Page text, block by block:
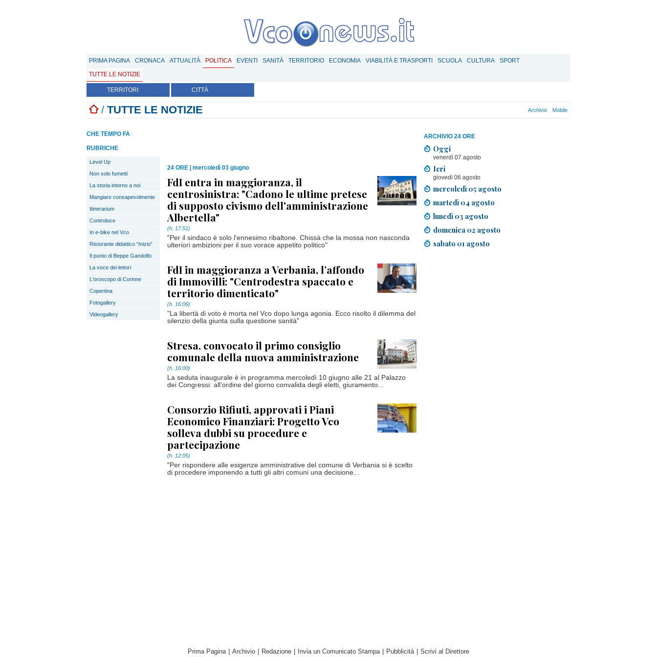
PRIMA PAGINA CRONACA ATTUALITÀ POLITICA EVENTI SANITÀ TERRITORIO ECONOMIA VIABILITÀ E TRASPORTI SCUOLA CULTURA
SPORT
TUTTE LE NOTIZIE
TERRITORI CITTÀ
/ TUTTE LE NOTIZIE Archivio Mobile
ARCHIVIO 24 ORE
Oggi
venerdì 07 agosto
Ieri
giovedì 06 agosto
mercoledì 05 agosto
martedì 04 agosto
lunedì 03 agosto
domenica 02 agosto
sabato 01 agosto
CHE TEMPO FA
RUBRICHE
Level Up
Non solo fumetti
La storia intorno a noi
Mangiare consapevolmente
Itinerarium
Controluce
In e-bike nel Vco
Ristorante didattico “Inizio”
Il punto di Beppe Gandolfo
La voce dei lettori
L'oroscopo di Corinne
Copertina
Fotogallery
Videogallery
24 ORE mercoledì 03 giugno
FdI entra in maggioranza, il
centrosinistra: "Cadono le ultime pretese
di supposto civismo dell'amministrazione
Albertella"
(h. 17:51)
"Per il sindaco è solo l'ennesimo ribaltone. Chissà che la mossa non nasconda
ulteriori ambizioni per il suo vorace appetito politico"
FdI in maggioranza a Verbania, l’affondo
di Immovilli: "Centrodestra spaccato e
territorio dimenticato"
(h. 16:06)
"La libertà di voto è morta nel Vco dopo lunga agonia. Ecco risolto il dilemma del
silenzio della giunta sulla questione sanità"
Stresa, convocato il primo consiglio
comunale della nuova amministrazione
(h. 16:00)
La seduta inaugurale è in programma mercoledì 10 giugno alle 21 al Palazzo
dei Congressi: all’ordine del giorno convalida degli eletti, giuramento...
Consorzio Rifiuti, approvati i Piani
Economico Finanziari: Progetto Vco
solleva dubbi su procedure e
partecipazione
(h. 12:05)
"Per rispondere alle esigenze amministrative del comune di Verbania si è scelto
di procedere imponendo a tutti gli altri comuni una decisione...
Prima Pagina Archivio Redazione Invia un Comunicato Stampa Pubblicità Scrivi al Direttore